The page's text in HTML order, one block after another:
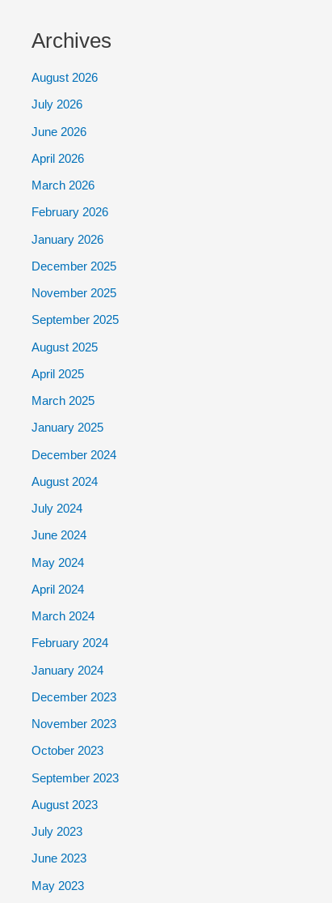
Archives
August 2026
July 2026
June 2026
April 2026
March 2026
February 2026
January 2026
December 2025
November 2025
September 2025
August 2025
April 2025
March 2025
January 2025
December 2024
August 2024
July 2024
June 2024
May 2024
April 2024
March 2024
February 2024
January 2024
December 2023
November 2023
October 2023
September 2023
August 2023
July 2023
June 2023
May 2023